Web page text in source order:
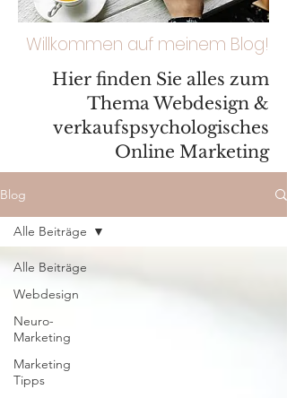
Willkommen auf meinem Blog!
Hier finden Sie alles zum
Thema Webdesign &
verkaufspsychologisches
Online Marketing
Blog
Alle Beiträge
Webdesign
Neuro-
Marketing
Marketing
Tipps
Alle Beiträge